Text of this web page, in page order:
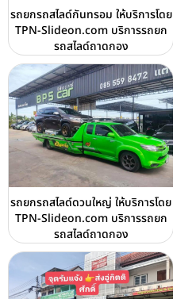
รถยกรถสไลด์กันทรอม ให้บริการโดย
TPN-Slideon.com บริการรถยก
รถสไลด์ถาดกอง
รถยกรถสไลด์ดวนใหญ่ ให้บริการโดย
TPN-Slideon.com บริการรถยก
รถสไลด์ถาดกอง